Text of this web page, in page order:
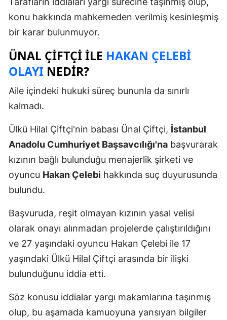
konu hakkında mahkemeden verilmiş kesinleşmiş
bir karar bulunmuyor.
ÜNAL ÇIFTÇI ILE HAKAN ÇELEBI
OLAYI NEDIR?
Aile içindeki hukuki süreç bununla da sınırlı
kalmadı.
Ülkü Hilal Çiftçi'nin babası Ünal Çiftçi, İstanbul
Anadolu Cumhuriyet Başsavcılığı'na başvurarak
kızının bağlı bulunduğu menajerlik şirketi ve
oyuncu Hakan Çelebi hakkında suç duyurusunda
bulundu.
Başvuruda, reşit olmayan kızının yasal velisi
olarak onayı alınmadan projelerde çalıştırıldığını
ve 27 yaşındaki oyuncu Hakan Çelebi ile 17
yaşındaki Ülkü Hilal Çiftçi arasında bir ilişki
bulunduğunu iddia etti.
Söz konusu iddialar yargı makamlarına taşınmış
olup, bu aşamada kamuoyuna yansıyan bilgiler